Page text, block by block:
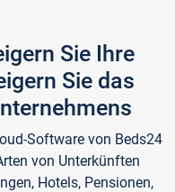
Sie Ihre
Sie das
Software von Beds24
von Unterkünften
Hotels, Pensionen,